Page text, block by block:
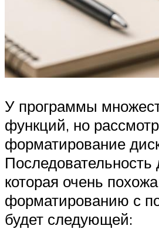
У программы
функций, но
форматирование
Последовательность
которая очень
форматированию с
будет следующей: